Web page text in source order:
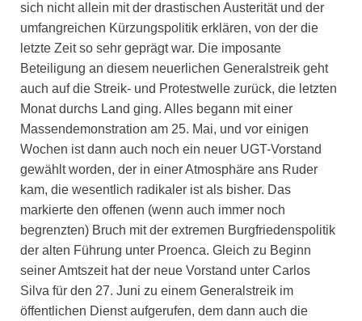
sich nicht allein mit der drastischen Austerität und der
umfangreichen Kürzungspolitik erklären, von der die
letzte Zeit so sehr geprägt war. Die imposante
Beteiligung an diesem neuerlichen Generalstreik geht
auch auf die Streik- und Protestwelle zurück, die letzten
Monat durchs Land ging. Alles begann mit einer
Massendemonstration am 25. Mai, und vor einigen
Wochen ist dann auch noch ein neuer UGT-Vorstand
gewählt worden, der in einer Atmosphäre ans Ruder
kam, die wesentlich radikaler ist als bisher. Das
markierte den offenen (wenn auch immer noch
begrenzten) Bruch mit der extremen Burgfriedenspolitik
der alten Führung unter Proenca. Gleich zu Beginn
seiner Amtszeit hat der neue Vorstand unter Carlos
Silva für den 27. Juni zu einem Generalstreik im
öffentlichen Dienst aufgerufen, dem dann auch die